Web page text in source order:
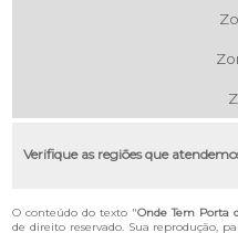
Verifique as regiões que
O conteúdo do texto "Onde Tem Porta
de direito reservado. Sua reprodução,